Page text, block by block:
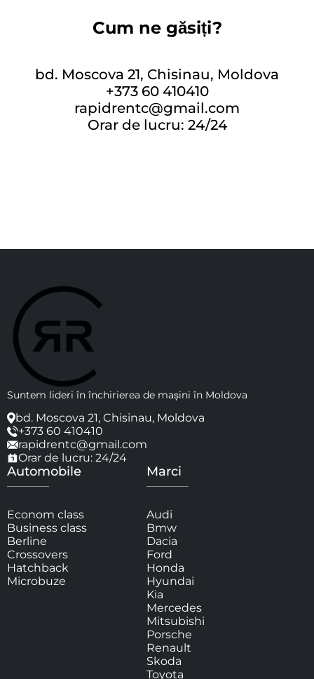
Cum ne găsiți?
bd. Moscova 21, Chisinau, Moldova
+373 60 410410
rapidrentc@gmail.com
Orar de lucru: 24/24
Suntem lideri în închirierea de mașini în Moldova
bd. Moscova 21, Chisinau, Moldova
+373 60 410410
rapidrentc@gmail.com
Orar de lucru: 24/24
Automobile
Econom class
Business class
Berline
Crossovers
Hatchback
Microbuze
Marci
Audi
Bmw
Dacia
Ford
Honda
Hyundai
Kia
Mercedes
Mitsubishi
Porsche
Renault
Skoda
Toyota